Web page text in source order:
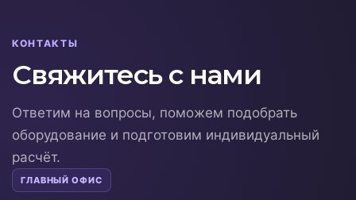
КОНТАКТЫ
Свяжитесь с нами
Ответим на вопросы, поможем подобрать
оборудование и подготовим индивидуальный
расчёт.
ГЛАВНЫЙ ОФИС